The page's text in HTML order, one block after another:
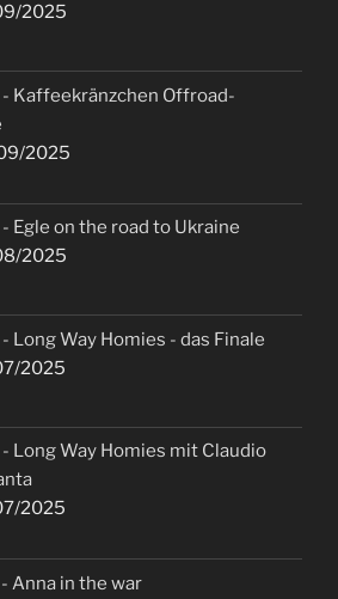
2025
Kaffeekränzchen Offroad-
2025
Egle on the road to Ukraine
2025
Long Way Homies - das Finale
2025
Long Way Homies mit Claudio
2025
Anna in the war